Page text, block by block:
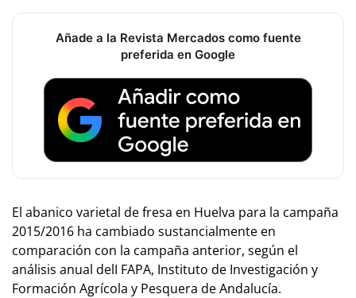
Añade a la Revista Mercados como fuente
preferida en Google
El abanico varietal de fresa en Huelva para la campaña
2015/2016 ha cambiado sustancialmente en
comparación con la campaña anterior, según el
análisis anual delI FAPA, Instituto de Investigación y
Formación Agrícola y Pesquera de Andalucía.